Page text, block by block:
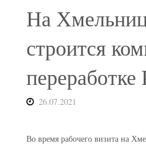
На
строится
26.07.2021
Во время рабочего визита на